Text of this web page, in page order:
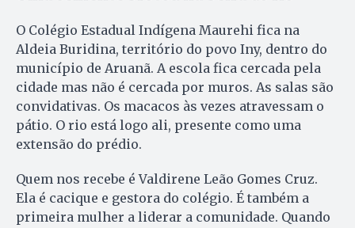
O Colégio Estadual Indígena Maurehi fica na
Aldeia Buridina, território do povo Iny, dentro do
município de Aruanã. A escola fica cercada pela
cidade mas não é cercada por muros. As salas são
convidativas. Os macacos às vezes atravessam o
pátio. O rio está logo ali, presente como uma
extensão do prédio.
Quem nos recebe é Valdirene Leão Gomes Cruz.
Ela é cacique e gestora do colégio. É também a
primeira mulher a liderar a comunidade. Quando